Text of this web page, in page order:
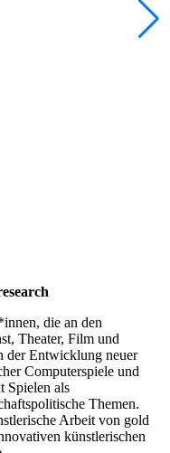
die an den
Theater, Film und
der Entwicklung neuer
Computerspiele und
Spielen als
Themen.
Arbeit von gold
künstlerischen